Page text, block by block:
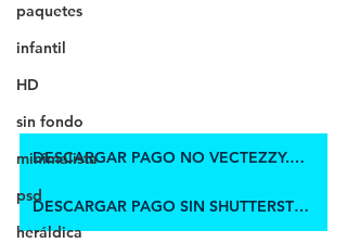
paquetes
infantil
HD
sin fondo
minimalista
psd
heráldica
DESCARGAR PAGO NO VECTEZZY.COM
DESCARGAR PAGO SIN SHUTTERSTOCK